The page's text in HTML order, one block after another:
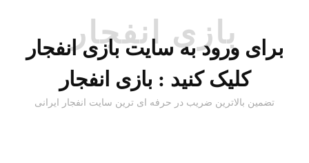
بازی انفجار
برای ورود به سایت بازی انفجار
کلیک کنید : بازی انفجار
تضمین بالاترین ضریب در حرفه ای ترین سایت انفجار ایرانی